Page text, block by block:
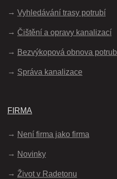
Vyhledávání trasy potrubí
Čištění a opravy kanalizací
Bezvýkopová obnova
Správa kanalizace
FIRMA
Není firma jako firma
Novinky
Život v Radetonu